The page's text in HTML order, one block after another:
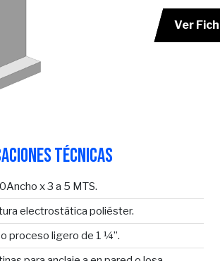
Ver
TÉCNICAS
x 3 a 5 MTS.
electrostática poliéster.
proceso ligero de 1 ¼”.